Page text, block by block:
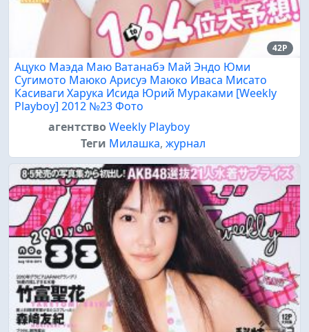
42P
Ацуко Маэда Маю Ватанабэ Май Эндо Юми
Сугимото Маюко Арисуэ Маюко Иваса Мисато
Касиваги Харука Исида Юрий Мураками [Weekly
Playboy] 2012 №23 Фото
агентствоWeekly Playboy
Теги Милашка, журнал